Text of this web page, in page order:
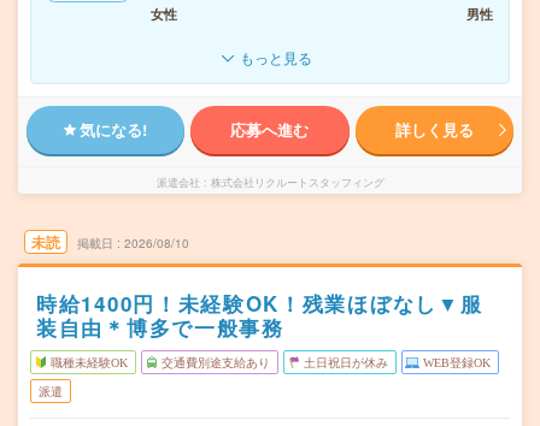
女性
男性
もっと見る
気になる! 応募へ進む 詳しく見る
派遣会社 株式会社リクルートスタッフィング
未読 掲載日 2026/08/10
時給1400円！未経験OK！残業ほぼなし▼服
装自由＊博多で一般事務
職種未経験OK 交通費別途支給あり 土日祝日が休み WEB登録OK
派遣